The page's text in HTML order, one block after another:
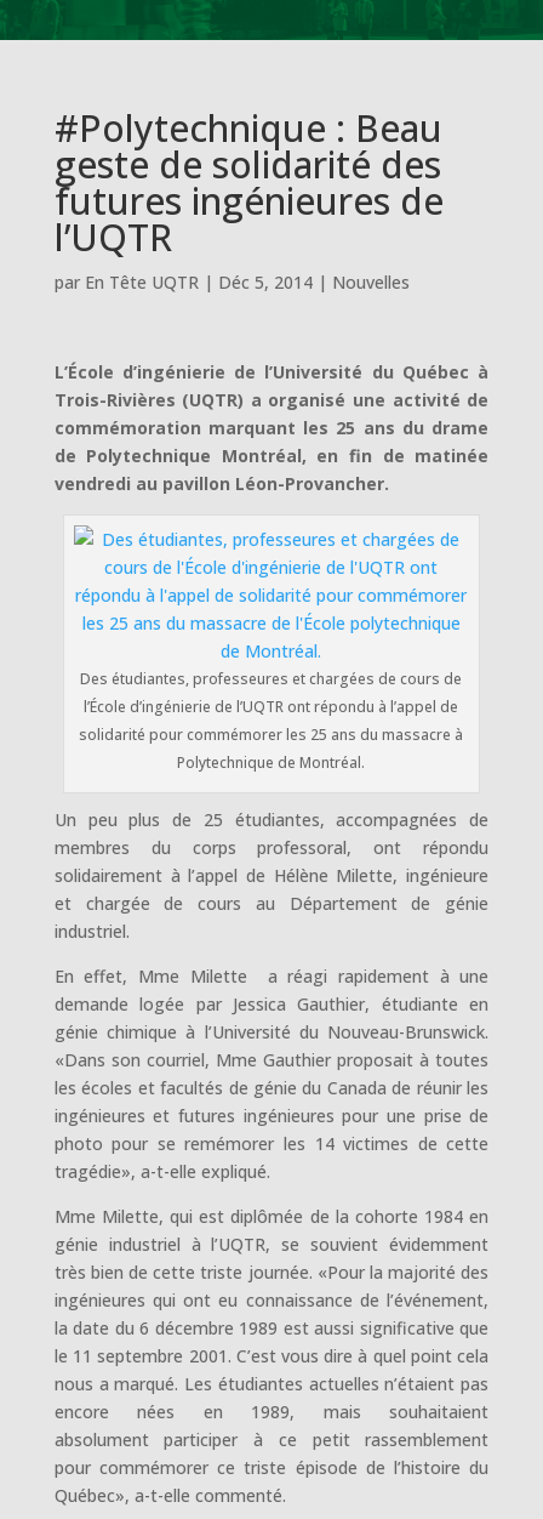
#Polytechnique : Beau
geste de solidarité des
futures ingénieures de
l’UQTR
par En Tête UQTR| Déc 5, 2014| Nouvelles
L’École d’ingénierie de l’Université du Québec à
Trois-Rivières (UQTR) a organisé une activité de
commémoration marquant les 25 ans du drame
de Polytechnique Montréal, en fin de matinée
vendredi au pavillon Léon-Provancher.
Des étudiantes, professeures et chargées de cours de
l’École d’ingénierie de l’UQTR ont répondu à l’appel de
solidarité pour commémorer les 25 ans du massacre à
Polytechnique de Montréal.
Un peu plus de 25 étudiantes, accompagnées de
membres du corps professoral, ont répondu
solidairement à l’appel de Hélène Milette, ingénieure
et chargée de cours au Département de génie
industriel.
En effet, Mme Milette a réagi rapidement à une
demande logée par Jessica Gauthier, étudiante en
génie chimique à l’Université du Nouveau-Brunswick.
«Dans son courriel, Mme Gauthier proposait à toutes
les écoles et facultés de génie du Canada de réunir les
ingénieures et futures ingénieures pour une prise de
photo pour se remémorer les 14 victimes de cette
tragédie», a-t-elle expliqué.
Mme Milette, qui est diplômée de la cohorte 1984 en
génie industriel à l’UQTR, se souvient évidemment
très bien de cette triste journée. «Pour la majorité des
ingénieures qui ont eu connaissance de l’événement,
la date du 6 décembre 1989 est aussi significative que
le 11 septembre 2001. C’est vous dire à quel point cela
nous a marqué. Les étudiantes actuelles n’étaient pas
encore nées en 1989, mais souhaitaient
absolument participer à ce petit rassemblement
pour commémorer ce triste épisode de l’histoire du
Québec», a-t-elle commenté.